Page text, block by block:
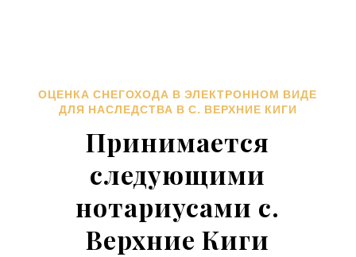
ОЦЕНКА СНЕГОХОДА В ЭЛЕКТРОННОМ ВИДЕ
ДЛЯ НАСЛЕДСТВА В С. ВЕРХНИЕ КИГИ
Принимается
следующими
нотариусами с.
Верхние Киги